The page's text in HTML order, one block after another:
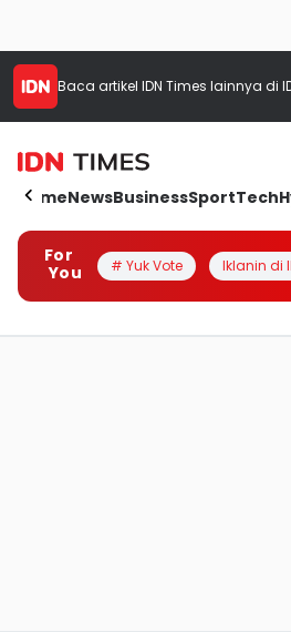
Baca artikel IDN Times lainnya di
HomeNewsBusinessSportTech
For
You
# Yuk Vote Iklanin di